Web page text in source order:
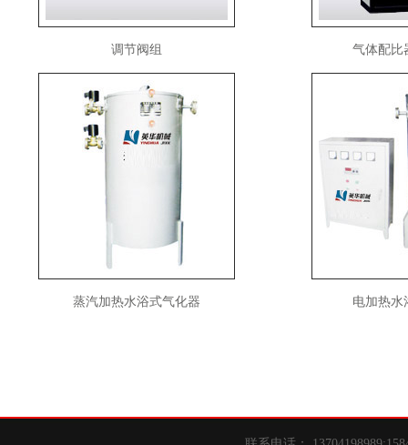
调节阀组 气体配比
蒸汽加热水浴式气化器 电加热水